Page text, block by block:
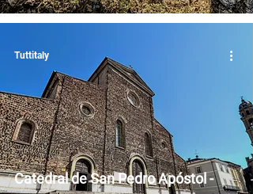
Catedral de San Pedro Apóstol -
Tuttitaly